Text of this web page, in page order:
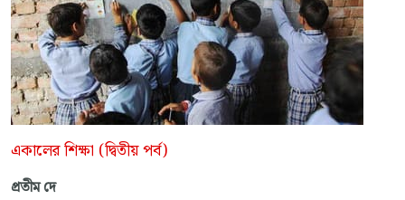
একালের শিক্ষা (দ্বিতীয় পর্ব)
প্রতীম দে